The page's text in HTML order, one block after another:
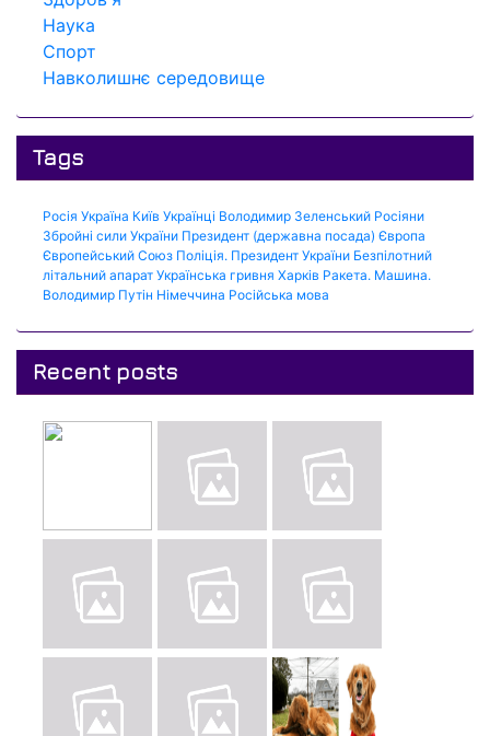
Наука
Спорт
Навколишнє середовище
Tags
Росія Україна Київ Українці Володимир Зеленський Росіяни
Збройні сили України Президент (державна посада) Європа
Європейський Союз Поліція. Президент України Безпілотний
літальний апарат Українська гривня Харків Ракета. Машина.
Володимир Путін Німеччина Російська мова
Recent posts